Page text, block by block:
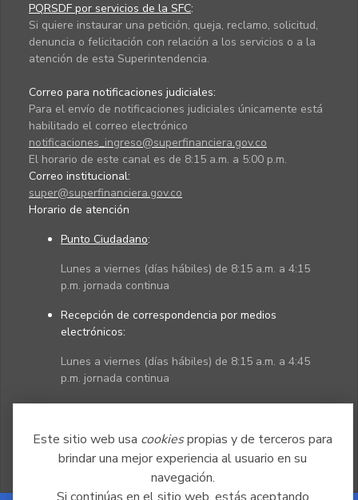
Este sitio web usa cookiespropias y de terceros para
brindar una mejor experiencia al usuario en su
navegación.
PQRSDF por servicios de la SFC:
Si quiere instaurar una petición, queja, reclamo, solicitud,
denuncia o felicitación con relación a los servicios o a la
atención de esta Superintendencia.
Correo para notificaciones judiciales:
Para el envío de notificaciones judiciales únicamente está
habilitado el correo electrónico
notificaciones_ingreso@superfinanciera.gov.co
El horario de este canal es de 8:15 a.m. a 5:00 p.m.
Correo institucional:
super@superfinanciera.gov.co
Horario de atención
Punto Ciudadano:
Lunes a viernes (días hábiles) de 8:15 a.m. a 4:15
p.m. jornada continua
Recepción de correspondencia por medios
electrónicos:
Lunes a viernes (días hábiles) de 8:15 a.m. a 4:45
p.m. jornada continua